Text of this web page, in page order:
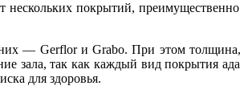
нескольких покрытий,
— Gerflor и Grabo. При этом
зала, так как каждый вид покрытия
для здоровья.